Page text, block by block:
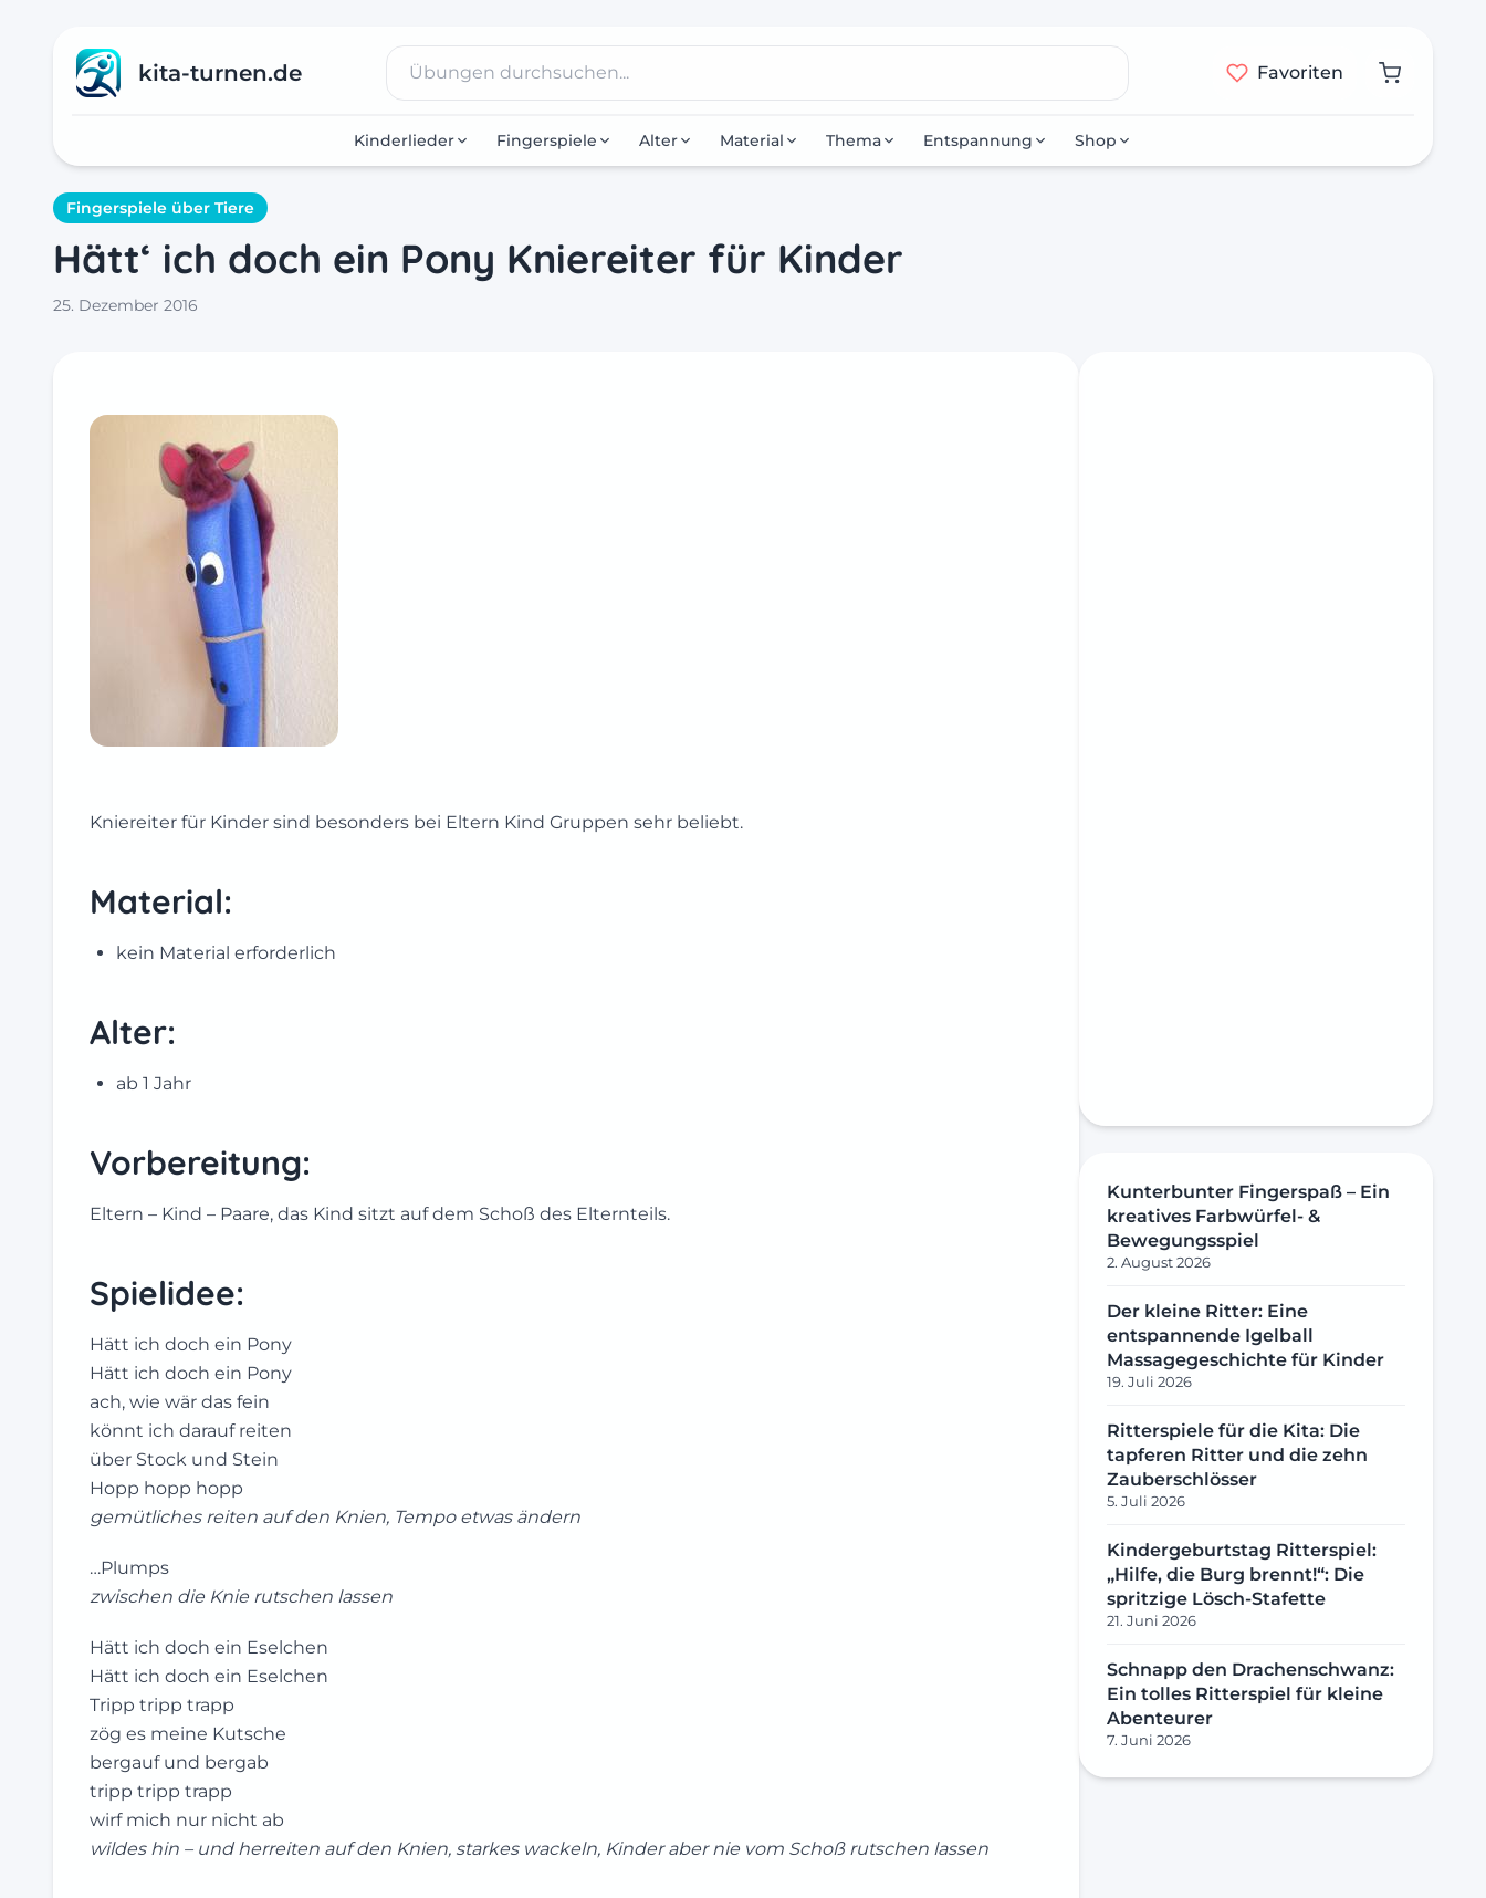
kita-turnen.de Favoriten
Kinderlieder Fingerspiele Alter Material Thema Entspannung Shop
Fingerspiele über Tiere
Hätt‘ ich doch ein Pony Kniereiter für Kinder
25. Dezember 2016
Kniereiter für Kinder sind besonders bei Eltern Kind Gruppen sehr beliebt.
Material:
kein Material erforderlich
Alter:
ab 1 Jahr
Vorbereitung:
Eltern – Kind – Paare, das Kind sitzt auf dem Schoß des Elternteils.
Spielidee:
Hätt ich doch ein Pony
Hätt ich doch ein Pony
ach, wie wär das fein
könnt ich darauf reiten
über Stock und Stein
Hopp hopp hopp
gemütliches reiten auf den Knien, Tempo etwas ändern
…Plumps
zwischen die Knie rutschen lassen
Hätt ich doch ein Eselchen
Hätt ich doch ein Eselchen
Tripp tripp trapp
zög es meine Kutsche
bergauf und bergab
tripp tripp trapp
wirf mich nur nicht ab
wildes hin – und herreiten auf den Knien, starkes wackeln, Kinder aber nie vom Schoß rutschen lassen
Kunterbunter Fingerspaß – Ein
kreatives Farbwürfel- &
Bewegungsspiel
2. August 2026
Der kleine Ritter: Eine
entspannende Igelball
Massagegeschichte für Kinder
19. Juli 2026
Ritterspiele für die Kita: Die
tapferen Ritter und die zehn
Zauberschlösser
5. Juli 2026
Kindergeburtstag Ritterspiel:
„Hilfe, die Burg brennt!“: Die
spritzige Lösch-Stafette
21. Juni 2026
Schnapp den Drachenschwanz:
Ein tolles Ritterspiel für kleine
Abenteurer
7. Juni 2026